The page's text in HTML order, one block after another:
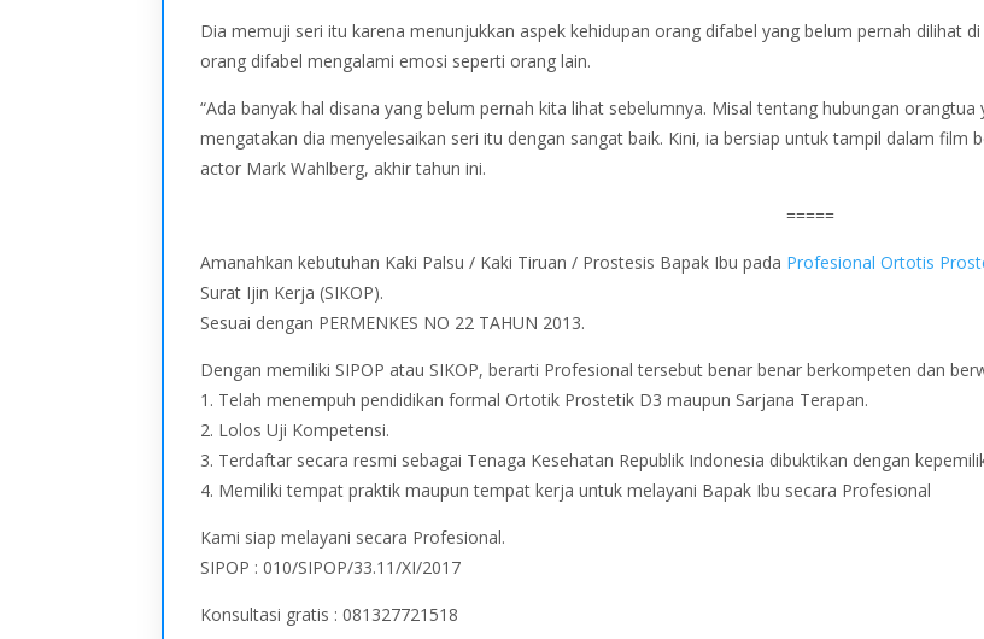
Dia memuji seri itu karena menunjukkan aspek kehidupan orang difabel yang belum pernah dilihat
orang difabel mengalami emosi seperti orang lain.
“Ada banyak hal disana yang belum pernah kita lihat sebelumnya. Misal tentang hubungan
mengatakan dia menyelesaikan seri itu dengan sangat baik. Kini, ia bersiap untuk tampil dalam film
actor Mark Wahlberg, akhir tahun ini.
=====
Amanahkan kebutuhan Kaki Palsu / Kaki Tiruan / Prostesis Bapak Ibu pada Profesional Ortotis
Surat Ijin Kerja (SIKOP).
Sesuai dengan PERMENKES NO 22 TAHUN 2013.
Dengan memiliki SIPOP atau SIKOP, berarti Profesional tersebut benar benar berkompeten dan
1. Telah menempuh pendidikan formal Ortotik Prostetik D3 maupun Sarjana Terapan.
2. Lolos Uji Kompetensi.
3. Terdaftar secara resmi sebagai Tenaga Kesehatan Republik Indonesia dibuktikan dengan
4. Memiliki tempat praktik maupun tempat kerja untuk melayani Bapak Ibu secara Profesional
Kami siap melayani secara Profesional.
SIPOP : 010/SIPOP/33.11/XI/2017
Konsultasi gratis : 081327721518